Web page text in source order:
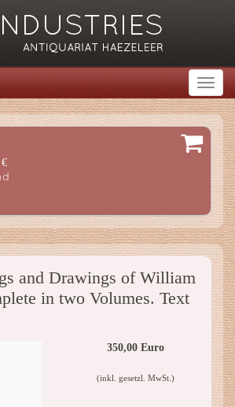
and Drawings of William
in two Volumes. Text
350,00 Euro
(inkl. gesetzl. MwSt.)